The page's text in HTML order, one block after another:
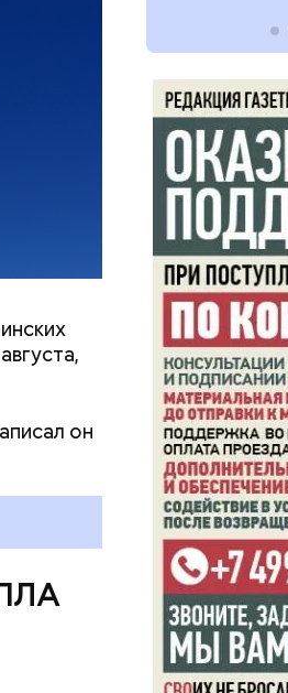
он
селе